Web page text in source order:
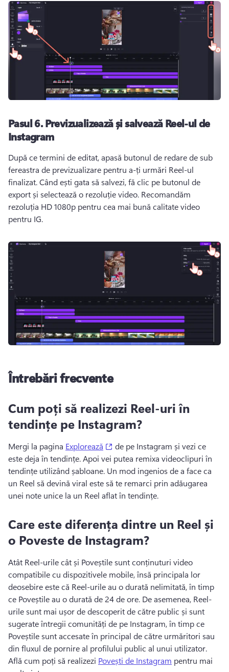
Pasul 6.Previzualizează și salvează Reel-ul de
Instagram
După ce termini de editat, apasă butonul de redare de sub
fereastra de previzualizare pentru a-ți urmări Reel-ul
finalizat. Când ești gata să salvezi, fă clic pe butonul de
export și selectează o rezoluție video. Recomandăm
rezoluția HD 1080p pentru cea mai bună calitate video
pentru IG.
Întrebări frecvente
Cum poți să realizezi Reel-uri în
tendințe pe Instagram?
Mergi la pagina Explorează (opens in a new tab)
de pe Instagram și vezi ce
este deja în tendințe. Apoi vei putea remixa videoclipuri în
tendințe utilizând șabloane. Un mod ingenios de a face ca
un Reel să devină viral este să te remarci prin adăugarea
unei note unice la un Reel aflat în tendințe.
Care este diferența dintre un Reel și
o Poveste de Instagram?
Atât Reel-urile cât și Poveștile sunt conținuturi video
compatibile cu dispozitivele mobile, însă principala lor
deosebire este că Reel-urile au o durată nelimitată, în timp
ce Poveștile au o durată de 24 de ore. De asemenea, Reel-
urile sunt mai ușor de descoperit de către public și sunt
sugerate întregii comunități de pe Instagram, în timp ce
Poveștile sunt accesate în principal de către urmăritori sau
Află cum poți să realizezi Povești de Instagram pentru mai